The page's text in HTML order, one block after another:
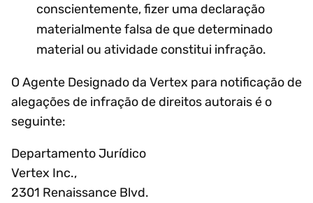
conscientemente, fizer uma declaração
materialmente falsa de que determinado
material ou atividade constitui infração.
O Agente Designado da Vertex para notificação de
alegações de infração de direitos autorais é o
seguinte:
Departamento Jurídico
Vertex Inc.,
2301 Renaissance Blvd.